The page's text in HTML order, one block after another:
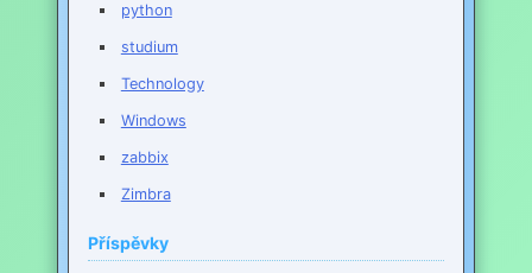
python
studium
Technology
Windows
zabbix
Zimbra
Příspěvky